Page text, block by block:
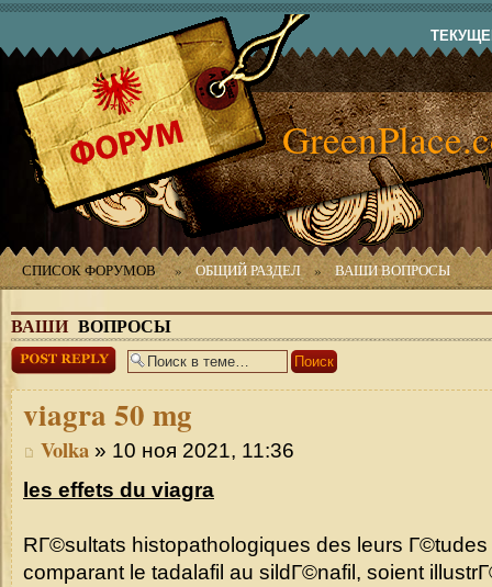
СПИСОК ФОРУМОВ » ОБЩИЙ РАЗДЕЛ » ВАШИ ВОПРОСЫ
ВАШИВОПРОСЫ
Ответить
viagra 50 mg
Volka » 10 ноя 2021, 11:36
les effets du viagra
RГ©sultats histopathologiques des leurs
comparant le tadalafil au sildГ©nafil, soient